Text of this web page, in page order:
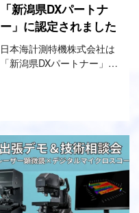
「新潟県DXパートナ
ー」に認定されました
日本海計測特機株式会社は
「新潟県DXパートナー」…